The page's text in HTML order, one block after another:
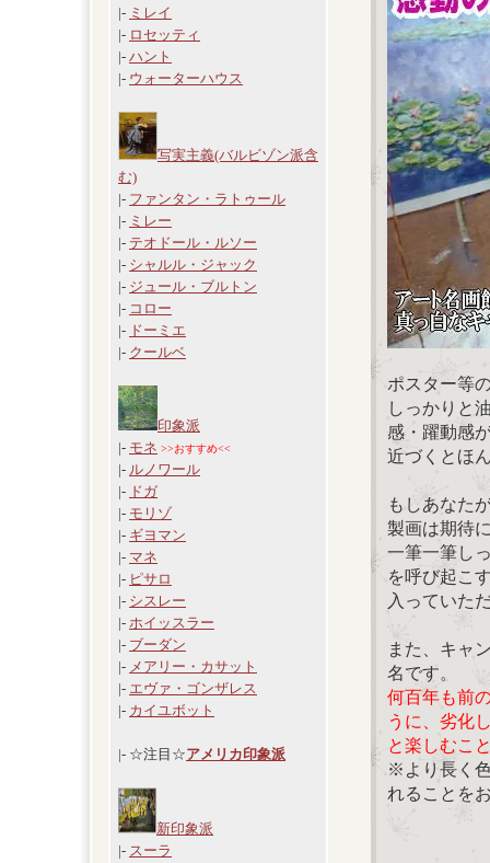
|- ミレイ
|- ロセッティ
|- ハント
|- ウォーターハウス
写実主義(バルビゾン派含
む)
|- ファンタン・ラトゥール
|- ミレー
|- テオドール・ルソー
|- シャルル・ジャック
|- ジュール・ブルトン
|- コロー
|- ドーミエ
|- クールベ
印象派
|- モネ >>おすすめ<<
|- ルノワール
|- ドガ
|- モリゾ
|- ギヨマン
|- マネ
|- ピサロ
|- シスレー
|- ホイッスラー
|- ブーダン
|- メアリー・カサット
|- エヴァ・ゴンザレス
|- カイユボット
|- ☆注目☆アメリカ印象派
新印象派
|- スーラ
ポスター等
しっかりと
感・躍動感
近づくとほ
もしあなた
製画は期待
一筆一筆し
を呼び起こ
入っていた
また、キャ
名です。
何百年も前
うに、劣化
と楽しむこ
※より長く
れることを